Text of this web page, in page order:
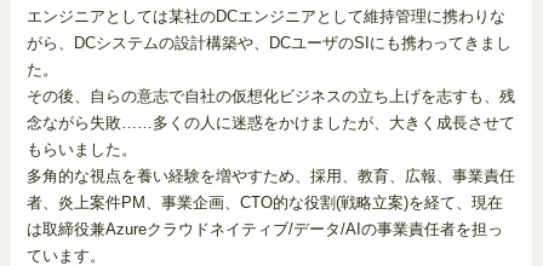
エンジニアとしては某社のDCエンジニアとして維持管理に携わりな
がら、DCシステムの設計構築や、DCユーザのSIにも携わってきまし
た。
その後、自らの意志で自社の仮想化ビジネスの立ち上げを志すも、残
念ながら失敗……多くの人に迷惑をかけましたが、大きく成長させて
もらいました。
多角的な視点を養い経験を増やすため、採用、教育、広報、事業責任
者、炎上案件PM、事業企画、CTO的な役割(戦略立案)を経て、現在
は取締役兼Azureクラウドネイティブ/データ/AIの事業責任者を担っ
ています。